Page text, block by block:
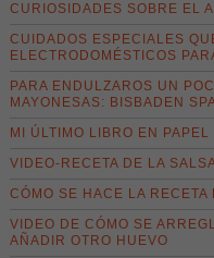
CURIOSIDADES SOBRE EL
CUIDADOS ESPECIALES
ELECTRODOMÉSTICOS
PARA ENDULZAROS UN
MAYONESAS: BISBADEN
MI ÚLTIMO LIBRO EN
VIDEO-RECETA DE LA
CÓMO SE HACE LA
VIDEO DE CÓMO SE
AÑADIR OTRO HUEVO